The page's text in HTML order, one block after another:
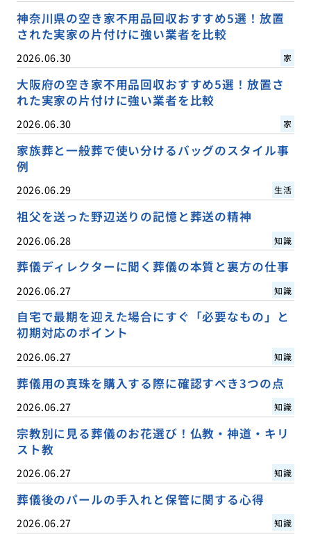
神奈川県の空き家不用品回収おすすめ5選！放置
された実家の片付けに強い業者を比較
2026.06.30 家
大阪府の空き家不用品回収おすすめ5選！放置さ
れた実家の片付けに強い業者を比較
2026.06.30 家
家族葬と一般葬で使い分けるバッグのスタイル事
例
2026.06.29 生活
祖父を送った野辺送りの記憶と葬送の精神
2026.06.28 知識
葬儀ディレクターに聞く葬儀の本質と裏方の仕事
2026.06.27 知識
自宅で最期を迎えた場合にすぐ「必要なもの」と
初期対応のポイント
2026.06.27 知識
葬儀用の真珠を購入する際に確認すべき3つの点
2026.06.27 知識
宗教別に見る葬儀のお花選び！仏教・神道・キリ
スト教
2026.06.27 知識
葬儀後のパールの手入れと保管に関する心得
2026.06.27 知識